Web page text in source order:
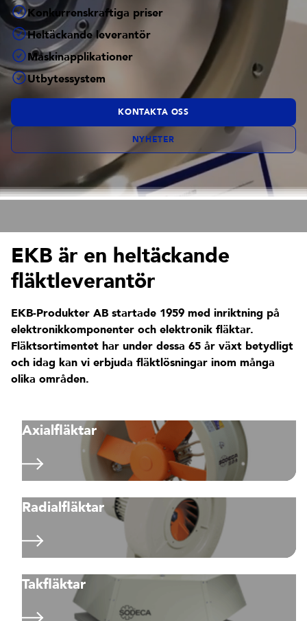
Konkurrenskraftiga priser
Heltäckande leverantör
Maskinapplikationer
Utbytessystem
KONTAKTA OSS
NYHETER
EKB är en heltäckande
fläktleverantör
EKB-Produkter AB startade 1959 med inriktning på
elektronikkomponenter och elektronik fläktar.
Fläktsortimentet har under dessa 65 år växt betydligt
och idag kan vi erbjuda fläktlösningar inom många
olika områden.
Axialfläktar
Radialfläktar
Takfläktar